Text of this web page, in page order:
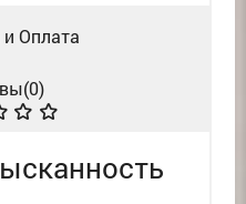
Оплата
0)